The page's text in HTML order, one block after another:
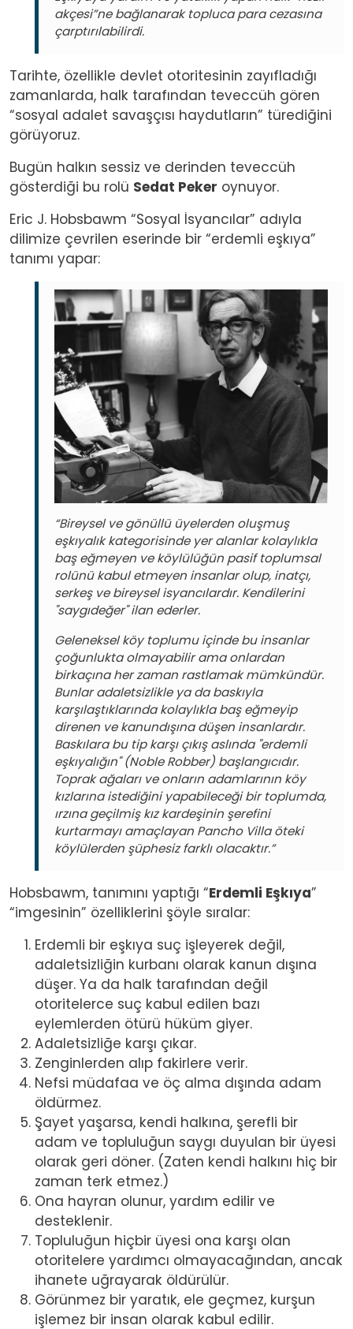
akçesi”ne bağlanarak topluca para cezasına
çarptırılabilirdi.
Tarihte, özellikle devlet otoritesinin zayıfladığı
zamanlarda, halk tarafından teveccüh gören
“sosyal adalet savaşçısı haydutların” türediğini
görüyoruz.
Bugün halkın sessiz ve derinden teveccüh
gösterdiği bu rolü Sedat Peker oynuyor.
Eric J. Hobsbawm “Sosyal İsyancılar” adıyla
dilimize çevrilen eserinde bir “erdemli eşkıya”
tanımı yapar:
Image
“Bireysel ve gönüllü üyelerden oluşmuş
eşkıyalık kategorisinde yer alanlar kolaylıkla
baş eğmeyen ve köylülüğün pasif toplumsal
rolünü kabul etmeyen insanlar olup, inatçı,
serkeş ve bireysel isyancılardır. Kendilerini
"saygıdeğer" ilan ederler.
Geleneksel köy toplumu içinde bu insanlar
çoğunlukta olmayabilir ama onlardan
birkaçına her zaman rastlamak mümkündür.
Bunlar adaletsizlikle ya da baskıyla
karşılaştıklarında kolaylıkla baş eğmeyip
direnen ve kanundışına düşen insanlardır.
Baskılara bu tip karşı çıkış aslında "erdemli
eşkıyalığın" (Noble Robber) başlangıcıdır.
Toprak ağaları ve onların adamlarının köy
kızlarına istediğini yapabileceği bir toplumda,
ırzına geçilmiş kız kardeşinin şerefini
kurtarmayı amaçlayan Pancho Villa öteki
köylülerden şüphesiz farklı olacaktır.”
Hobsbawm, tanımını yaptığı “Erdemli Eşkıya”
“imgesinin” özelliklerini şöyle sıralar:
Erdemli bir eşkıya suç işleyerek değil,
adaletsizliğin kurbanı olarak kanun dışına
düşer. Ya da halk tarafından değil
otoritelerce suç kabul edilen bazı
eylemlerden ötürü hüküm giyer.
Adaletsizliğe karşı çıkar.
Zenginlerden alıp fakirlere verir.
Nefsi müdafaa ve öç alma dışında adam
öldürmez.
Şayet yaşarsa, kendi halkına, şerefli bir
adam ve topluluğun saygı duyulan bir üyesi
olarak geri döner. (Zaten kendi halkını hiç bir
zaman terk etmez.)
Ona hayran olunur, yardım edilir ve
desteklenir.
Topluluğun hiçbir üyesi ona karşı olan
otoritelere yardımcı olmayacağından, ancak
ihanete uğrayarak öldürülür.
Görünmez bir yaratık, ele geçmez, kurşun
işlemez bir insan olarak kabul edilir.